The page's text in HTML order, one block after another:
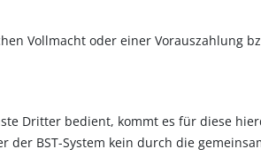
Vollmacht oder einer Vorauszahlung
Dritter bedient, kommt es für diese
BST-System kein durch die